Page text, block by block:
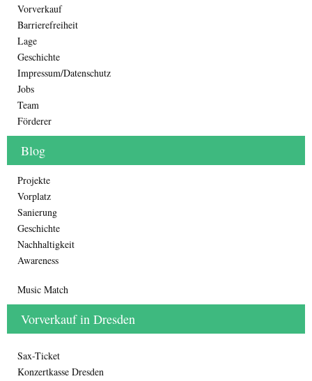
Vorverkauf
Barrierefreiheit
Lage
Geschichte
Impressum/Datenschutz
Jobs
Team
Förderer
Blog
Projekte
Vorplatz
Sanierung
Geschichte
Nachhaltigkeit
Awareness
Music Match
Vorverkauf in Dresden
Sax-Ticket
Konzertkasse Dresden